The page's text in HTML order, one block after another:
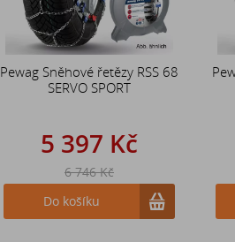
Pewag Sněhové řetězy RSS 68
SERVO SPORT
5 397 Kč
6 746 Kč
Do košíku